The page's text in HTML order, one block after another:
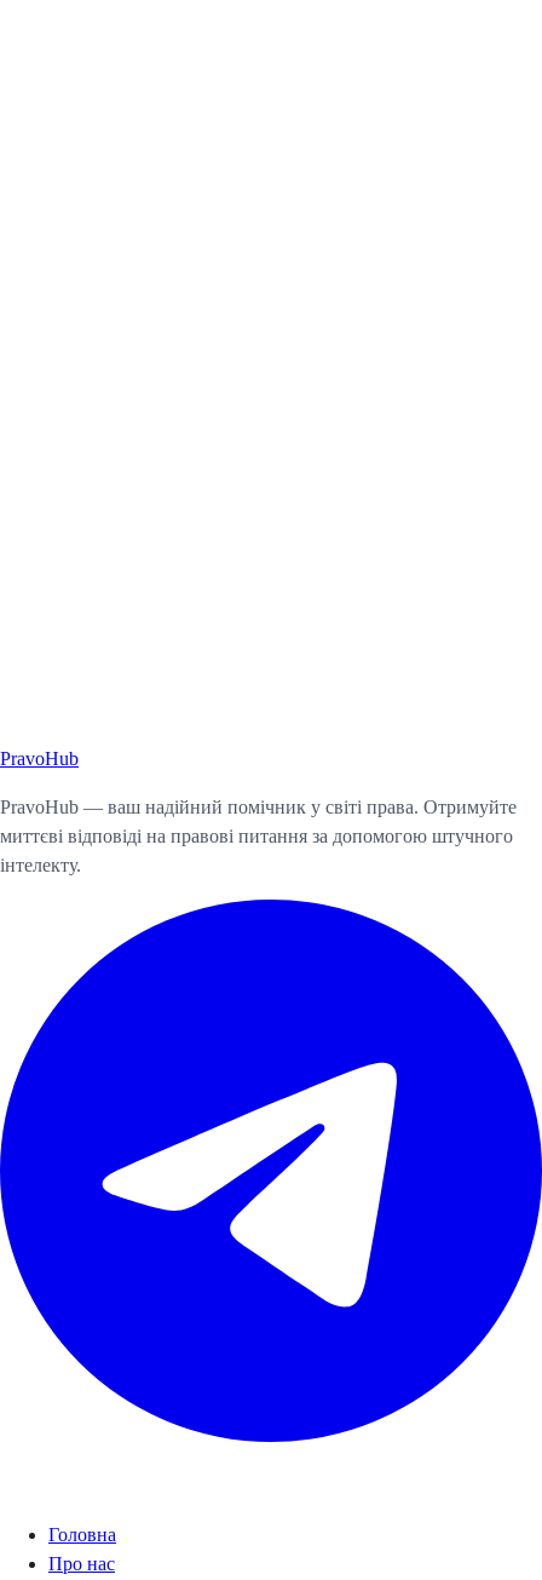
Почати консультацію
PravoHub
PravoHub — ваш надійний помічник у світі права. Отримуйте
миттєві відповіді на правові питання за допомогою штучного
інтелекту.
Головна
Про нас